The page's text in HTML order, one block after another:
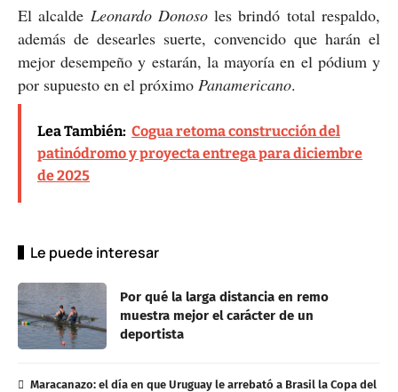
El alcalde Leonardo Donosoles brindó total respaldo,
además de desearles suerte, convencido que harán el
mejor desempeño y estarán, la mayoría en el pódium y
por supuesto en el próximo Panamericano.
Lea También: Cogua retoma construcción del
patinódromo y proyecta entrega para diciembre
de 2025
Le puede interesar
Por qué la larga distancia en remo
muestra mejor el carácter de un
deportista
Maracanazo: el día en que Uruguay le arrebató a Brasil la Copa del